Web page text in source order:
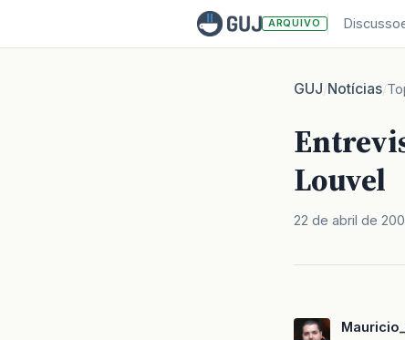
ARQUIVO
GUJ/Notícias/
Louvel
22 de abril de